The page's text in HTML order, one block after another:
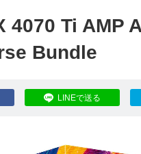
4070 Ti AMP
Bundle
LINEで送る